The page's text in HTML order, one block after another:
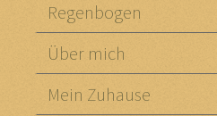
Regenbogen
Über mich
Mein Zuhause